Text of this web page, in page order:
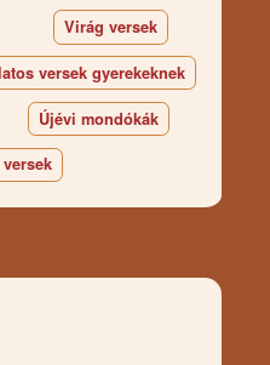
Virág versek
versek gyerekeknek
Újévi mondókák